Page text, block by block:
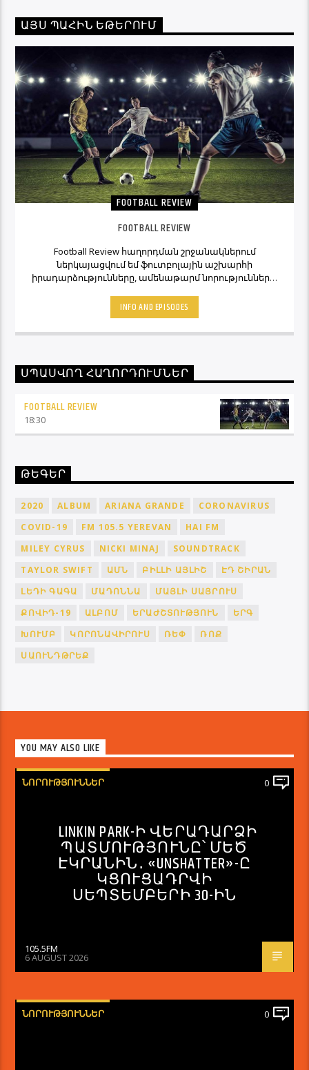
ԱՅՍ ՊԱՀԻՆ ԵԹԵՐՈՒՄ
FOOTBALL REVIEW
FOOTBALL REVIEW
Football Review հաղորդման շրջանակներում
ներկայացվում եմ ֆուտբոլային աշխարհի
իրադարձությունները, ամենաթարմ նորությունները,
տեսակետները։ Հետևեք Լավագույնի եթերին եւ
Ֆուտբոլ Ռիվյու հաղորդաշարի միջոցով մշտապես
կլինեք ֆուտբոլային աշխարհի կիզակետում։
INFO AND EPISODES
ՍՊԱՍՎՈՂ ՀԱՂՈՐԴՈՒՄՆԵՐ
FOOTBALL REVIEW
18:30
ԹԵԳԵՐ
2020 ALBUM ARIANA GRANDE
CORONAVIRUS
COVID-19
FM 105.5 YEREVAN
HAI FM
MILEY CYRUS
NICKI MINAJ
SOUNDTRACK
TAYLOR SWIFT
ԱՄՆ ԲԻԼԼԻ ԱՅԼԻՇ
ԷԴ ՇԻՐԱՆ
ԼԵԴԻ ԳԱԳԱ
ՄԱԴՈՆՆԱ
ՄԱՅԼԻ ՍԱՅՐՈՒՍ
ՔՈՎԻԴ-19
ԱԼԲՈՄ ԵՐԱԺՇՏՈՒԹՅՈՒՆ
ԵՐԳ
ԽՈՒՄԲ
ԿՈՐՈՆԱՎԻՐՈՒՍ ՌԵՓ
ՌՈՔ
ՍԱՈՒՆԴԹՐԵՔ
YOU MAY ALSO LIKE
ՆՈՐՈՒԹՅՈՒՆՆԵՐ 0
LINKIN PARK-Ի ՎԵՐԱԴԱՐՁԻ
ՊԱՏՄՈՒԹՅՈՒՆԸ՝ ՄԵԾ
ԷԿՐԱՆԻՆ․ «UNSHATTER»-Ը
ԿՑՈՒՑԱԴՐՎԻ
ՍԵՊՏԵՄԲԵՐԻ 30-ԻՆ
105.5FM
6 AUGUST 2026
ՆՈՐՈՒԹՅՈՒՆՆԵՐ 0